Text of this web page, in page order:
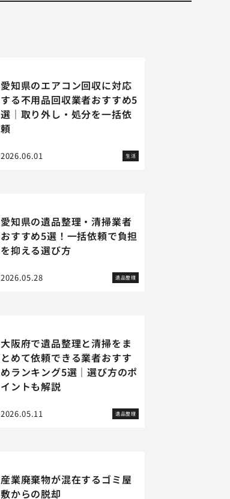
愛知県のエアコン回収に対応
する不用品回収業者おすすめ5
選｜取り外し・処分を一括依
頼
2026.06.01 生活
愛知県の遺品整理・清掃業者
おすすめ5選！一括依頼で負担
を抑える選び方
2026.05.28 遺品整理
大阪府で遺品整理と清掃をま
とめて依頼できる業者おすす
めランキング5選｜選び方のポ
イントも解説
2026.05.11 遺品整理
産業廃棄物が混在するゴミ屋
敷からの脱却